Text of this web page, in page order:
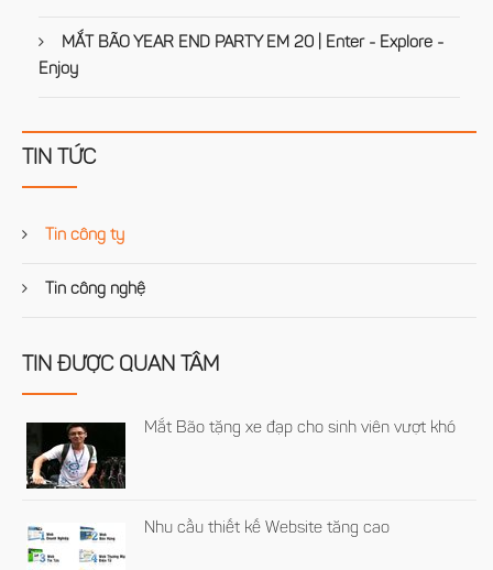
MẮT BÃO YEAR END PARTY EM 20 | Enter - Explore -
Enjoy
TIN TỨC
Tin công ty
Tin công nghệ
TIN ĐƯỢC QUAN TÂM
Mắt Bão tặng xe đạp cho sinh viên vượt khó
Nhu cầu thiết kế Website tăng cao